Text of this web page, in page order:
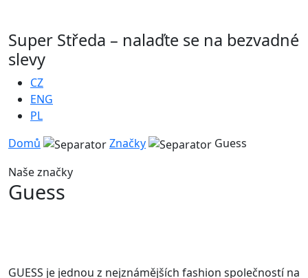
Super Středa – nalaďte se na bezvadné
slevy
CZ
ENG
PL
Domů
Značky
Guess
Naše značky
Guess
GUESS je jednou z nejznámějších fashion společností na